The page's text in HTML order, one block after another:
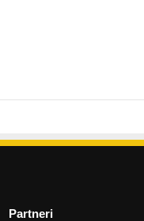
Partneri